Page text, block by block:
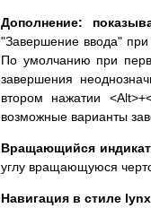
Дополнение:
"Завершение ввода" при
По умолчанию при
завершения
втором нажатии
возможные варианты
Вращающийся
углу вращающуюся
Навигация в стиле